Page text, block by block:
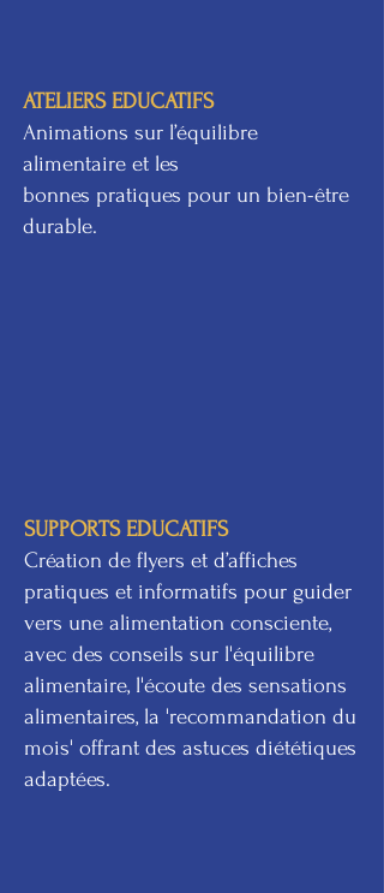
ATELIERS EDUCATIFS
Animations sur l’équilibre
alimentaire et les
bonnes pratiques pour un bien-être
durable.
SUPPORTS EDUCATIFS
Création de flyers et d’affiches
pratiques et informatifs pour guider
vers une alimentation consciente,
avec des conseils sur l'équilibre
alimentaire, l'écoute des sensations
alimentaires, la 'recommandation du
mois' offrant des astuces diététiques
adaptées.